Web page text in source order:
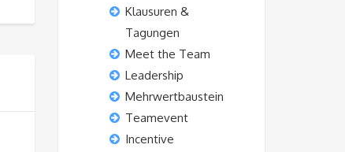
Klausuren &
Tagungen
Meet the Team
Leadership
Mehrwertbaustein
Teamevent
Incentive